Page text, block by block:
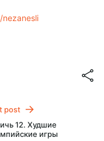
post
12. Худшие
игры